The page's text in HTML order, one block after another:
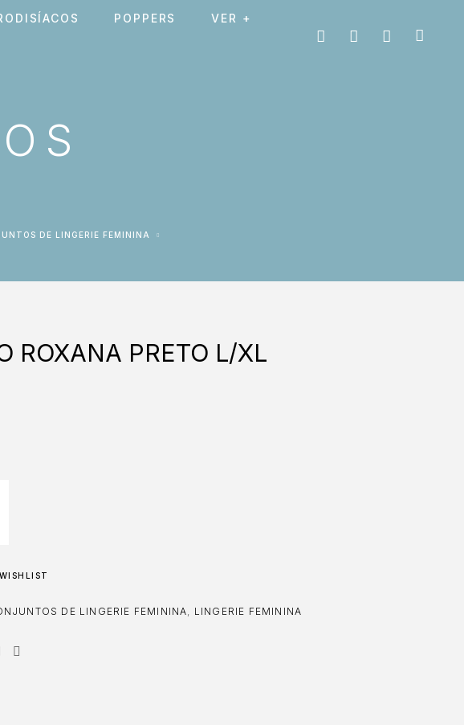
POPPERS VER +
DE LINGERIE FEMININA
ROXANA PRETO L/XL
DE LINGERIE FEMININA, LINGERIE FEMININA